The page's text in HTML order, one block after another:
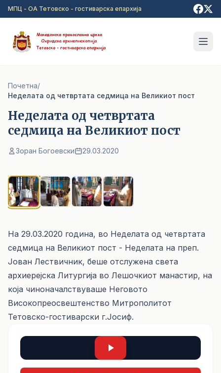
Прејди на главна содржина
МПЦ - ОА Тетовско - гостиварска епархија
Почетна/
Неделата од четвртата седмица на Великиот пост
Неделата од четвртата
седмица на Великиот пост
Зоран Богоевски 29.03.2020
На 29.03.2020 година, во Неделата од четвртата
седмица на Великиот пост - Неделата на преп.
Јован Лествичник, беше отслужена света
архиерејска Литургија во Лешочкиот манастир, на
која чиноначалствуваше Неговото
Високопреосвештенство Митрополитот
Тетовско-гостиварски г.Јосиф.